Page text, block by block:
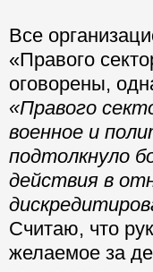
Все
«Правого
оговорены,
«Правого
военное и
подтолкнуло
действия в
Считаю, что
желаемое за